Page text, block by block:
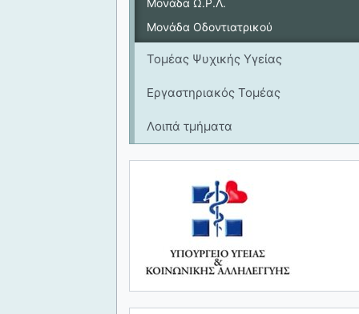
Μονάδα Ω.Ρ.Λ.
Μονάδα Οδοντιατρικού
Τομέας Ψυχικής Υγείας
Εργαστηριακός Τομέας
Λοιπά τμήματα